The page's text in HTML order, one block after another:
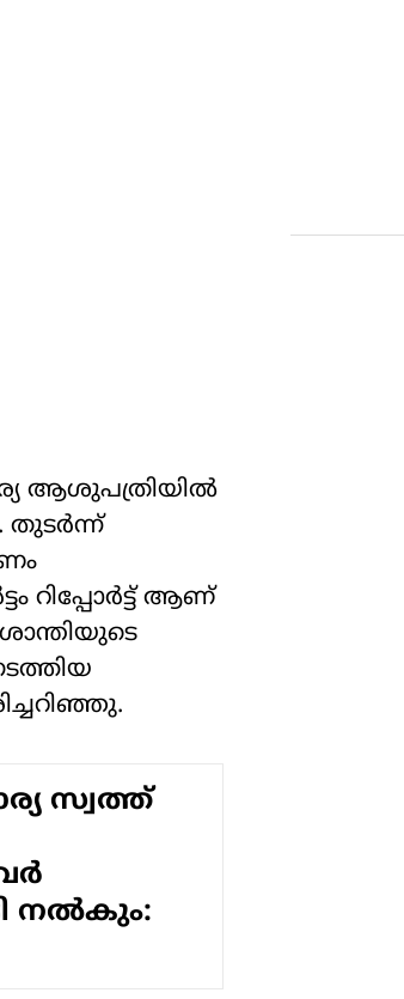
ആശുപത്രിയില്‍
തുടര്‍ന്ന്
റിപ്പോര്‍ട്ട് ആണ്
സ്വത്ത്
നല്‍കും: